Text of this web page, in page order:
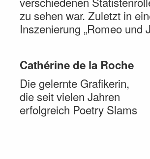
zu sehen war. Zuletzt in
Inszenierung „Romeo und
Cathérine de la Roche
Die gelernte Grafikerin,
die seit vielen Jahren
erfolgreich Poetry Slams